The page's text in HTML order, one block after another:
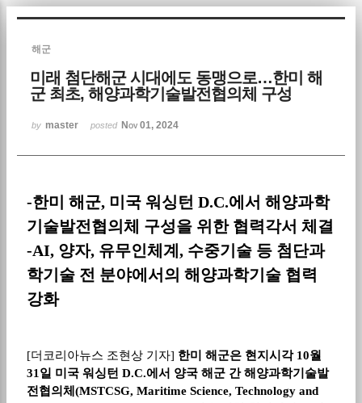
해군
미래 첨단해군 시대에도 동맹으로…한미 해
군 최초, 해양과학기술발전협의체 구성
by master posted Nov 01, 2024
-한미 해군, 미국 워싱턴 D.C.에서 해양과학
기술발전협의체 구성을 위한 협력각서 체결
-AI, 양자, 유무인체계 , 수중기술 등 첨단과
학기술 전 분야에서의 해양과학기술 협력
강화
[더코리아뉴스 조현상 기자] 한미 해군은 현지시각10월
31 일 미국 워싱턴 D.C.에서 양국 해군 간 해양과학기술발
전협의체 (MSTCSG, Maritime Science, Technology and
Sketchbook5, 스케치북5
Sketchbook5, 스케치북5